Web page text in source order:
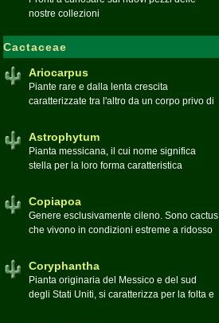
nostre collezioni
Cactaceae
Ariocarpus
Piante rare e dalla lenta crescita
caratterizzate tra l'altro da un corpo privo di
alto rischio di scomparsa in habitat. Amanti
di terricci calcarei e ben drenati
Moderatore
Astrophytum
Pianta messicana, il cui nome significa
stella per la loro forma caratteristica
Copiapoa
Genere esclusivamente cileno. Sono cactus
che vivono in condizioni estreme a ridosso
ModeratoreLuca
Coryphantha
Pianta originaria del Messico e del sud
degli Stati Uniti, si caratterizza per la folta e